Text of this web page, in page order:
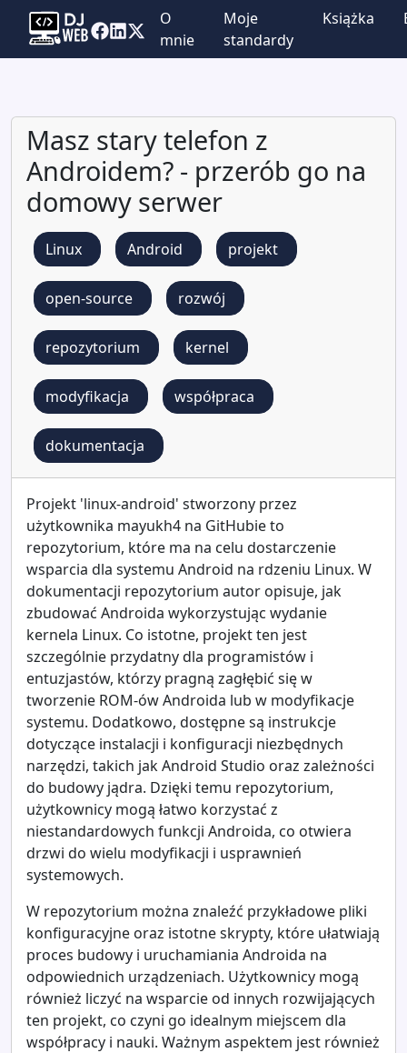
O
mnie
Moje
standardy
Książka
Masz stary telefon z
Androidem? - przerób go na
domowy serwer
Linux Android projekt
open-source rozwój
repozytorium kernel
modyfikacja współpraca
dokumentacja
Projekt 'linux-android' stworzony przez
użytkownika mayukh4 na GitHubie to
repozytorium, które ma na celu dostarczenie
wsparcia dla systemu Android na rdzeniu Linux. W
dokumentacji repozytorium autor opisuje, jak
zbudować Androida wykorzystując wydanie
kernela Linux. Co istotne, projekt ten jest
szczególnie przydatny dla programistów i
entuzjastów, którzy pragną zagłębić się w
tworzenie ROM-ów Androida lub w modyfikacje
systemu. Dodatkowo, dostępne są instrukcje
dotyczące instalacji i konfiguracji niezbędnych
narzędzi, takich jak Android Studio oraz zależności
do budowy jądra. Dzięki temu repozytorium,
użytkownicy mogą łatwo korzystać z
niestandardowych funkcji Androida, co otwiera
drzwi do wielu modyfikacji i usprawnień
systemowych.
W repozytorium można znaleźć przykładowe pliki
konfiguracyjne oraz istotne skrypty, które ułatwiają
proces budowy i uruchamiania Androida na
odpowiednich urządzeniach. Użytkownicy mogą
również liczyć na wsparcie od innych rozwijających
ten projekt, co czyni go idealnym miejscem dla
współpracy i nauki. Ważnym aspektem jest również